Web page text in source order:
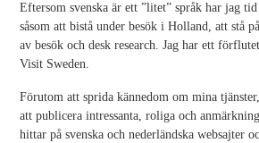
Eftersom svenska är ett ”litet” språk har jag
såsom att bistå under besök i Holland, att stå
av besök och desk research. Jag har ett
Visit Sweden.
Förutom att sprida kännedom om mina
att publicera intressanta, roliga och
hittar på svenska och nederländska websajter